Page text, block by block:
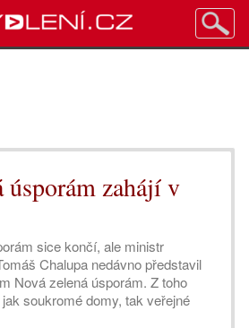
úsporám zahájí v
sice končí, ale ministr
Chalupa nedávno představil
Nová zelená úsporám. Z toho
soukromé domy, tak veřejné